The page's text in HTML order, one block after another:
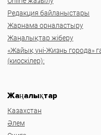
Редакция байланыстары
Жарнама орналастыру
Жаңалықтар жіберу
«Жайық үні-Жизнь города»
(киоскілер):
Жаңалықтар
Казахстан
Әлем